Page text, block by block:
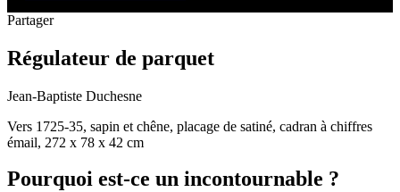
Partager
Régulateur de parquet
Jean-Baptiste Duchesne
Vers 1725-35, sapin et chêne, placage de satiné, cadran à chiffres
émail, 272 x 78 x 42 cm
Pourquoi est-ce un incontournable ?